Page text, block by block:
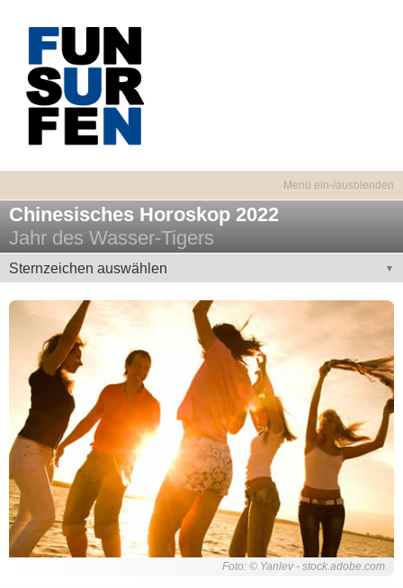
Chinesisches Horoskop 2022
Jahr des Wasser-Tigers
Sternzeichen auswählen
Foto: © Yanlev - stock.adobe.com